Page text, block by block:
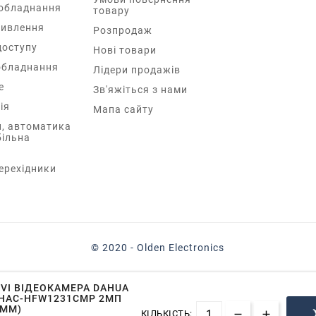
ВІДЕОКАМЕРА DAHUA
HFW1231CMP 2МП
КІЛЬКІСТЬ:
автоматика
товару
Розпродаж
Нові товари
Лідери продажів
Зв'яжіться з нами
Мапа сайту
© 2020 - Olden Electronics